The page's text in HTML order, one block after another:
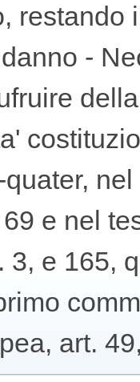
restando
-
e nel
3, e 165,
art.